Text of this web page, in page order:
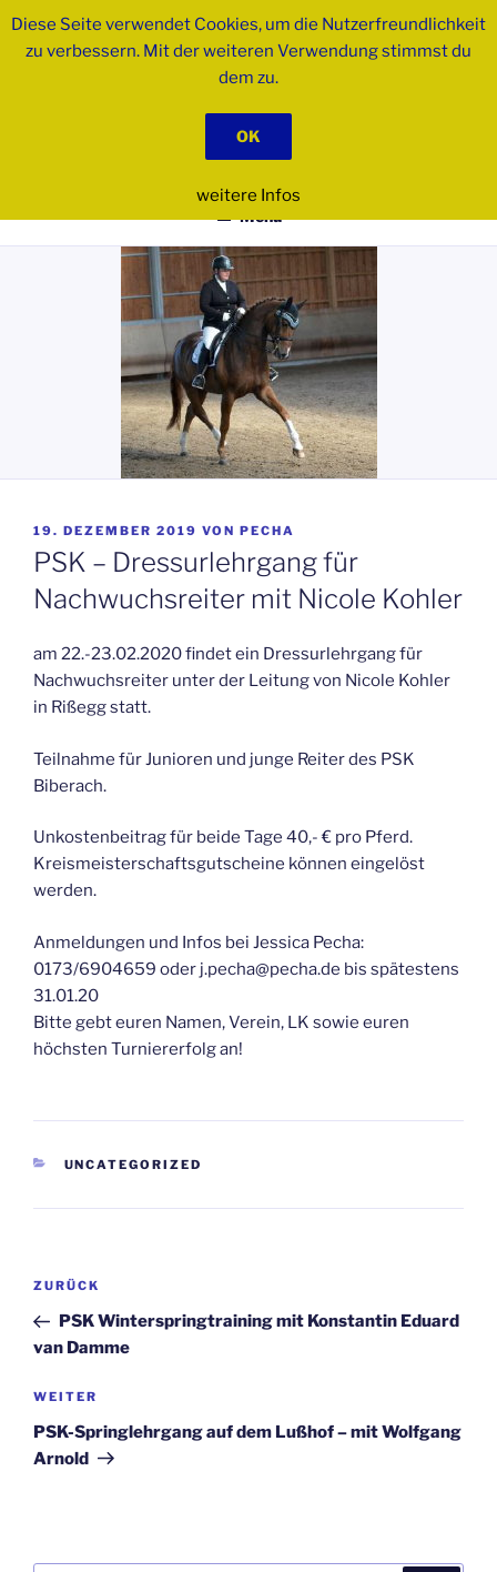
Zum
PSK BIBERACH E.V.
Menü
VERÖFFENTLICHT
AM
19. DEZEMBER 2019 VON PECHA
PSK – Dressurlehrgang für
Nachwuchsreiter mit Nicole Kohler
am 22.-23.02.2020 findet ein Dressurlehrgang für
Nachwuchsreiter unter der Leitung von Nicole Kohler
in Rißegg statt.
Teilnahme für Junioren und junge Reiter des PSK
Biberach.
Unkostenbeitrag für beide Tage 40,- € pro Pferd.
Kreismeisterschaftsgutscheine können eingelöst
werden.
Anmeldungen und Infos bei Jessica Pecha:
0173/6904659 oder j.pecha@pecha.de bis spätestens
31.01.20
Bitte gebt euren Namen, Verein, LK sowie euren
höchsten Turniererfolg an!
KATEGORIEN
UNCATEGORIZED
Beitragsnavigation
Vorheriger
Beitrag
ZURÜCK
PSK Winterspringtraining mit Konstantin Eduard
van Damme
Nächster
Beitrag
WEITER
PSK-Springlehrgang auf dem Lußhof – mit Wolfgang
Arnold
Diese Seite verwendet Cookies, um die Nutzerfreundlichkeit
zu verbessern. Mit der weiteren Verwendung stimmst du
dem zu.
OK
weitere Infos